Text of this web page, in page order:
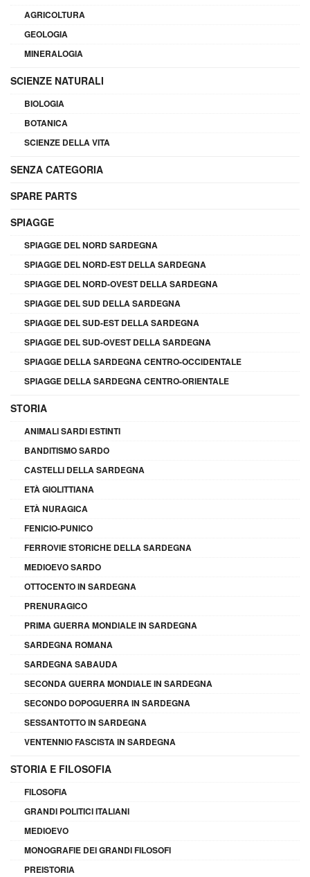
AGRICOLTURA
GEOLOGIA
MINERALOGIA
SCIENZE NATURALI
BIOLOGIA
BOTANICA
SCIENZE DELLA VITA
SENZA CATEGORIA
SPARE PARTS
SPIAGGE
SPIAGGE DEL NORD SARDEGNA
SPIAGGE DEL NORD-EST DELLA SARDEGNA
SPIAGGE DEL NORD-OVEST DELLA SARDEGNA
SPIAGGE DEL SUD DELLA SARDEGNA
SPIAGGE DEL SUD-EST DELLA SARDEGNA
SPIAGGE DEL SUD-OVEST DELLA SARDEGNA
SPIAGGE DELLA SARDEGNA CENTRO-OCCIDENTALE
SPIAGGE DELLA SARDEGNA CENTRO-ORIENTALE
STORIA
ANIMALI SARDI ESTINTI
BANDITISMO SARDO
CASTELLI DELLA SARDEGNA
ETÀ GIOLITTIANA
ETÀ NURAGICA
FENICIO-PUNICO
FERROVIE STORICHE DELLA SARDEGNA
MEDIOEVO SARDO
OTTOCENTO IN SARDEGNA
PRENURAGICO
PRIMA GUERRA MONDIALE IN SARDEGNA
SARDEGNA ROMANA
SARDEGNA SABAUDA
SECONDA GUERRA MONDIALE IN SARDEGNA
SECONDO DOPOGUERRA IN SARDEGNA
SESSANTOTTO IN SARDEGNA
VENTENNIO FASCISTA IN SARDEGNA
STORIA E FILOSOFIA
FILOSOFIA
GRANDI POLITICI ITALIANI
MEDIOEVO
MONOGRAFIE DEI GRANDI FILOSOFI
PREISTORIA